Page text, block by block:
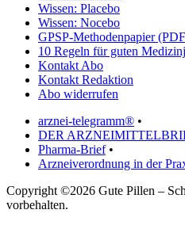
Wissen: Placebo
Wissen: Nocebo
GPSP-Methodenpapier
10 Regeln für guten
Kontakt Abo
Kontakt Redaktion
Abo widerrufen
arznei-telegramm® •
DER
Pharma-Brief•
Arzneiverordnung in der
Copyright ©2026 Gute Pillen –
vorbehalten.